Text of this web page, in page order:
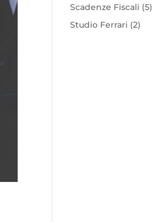
Scadenze Fiscali (5)
Studio Ferrari (2)